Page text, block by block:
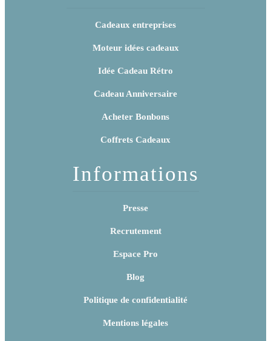
Cadeaux entreprises
Moteur idées cadeaux
Idée Cadeau Rétro
Cadeau Anniversaire
Acheter Bonbons
Coffrets Cadeaux
Informations
Presse
Recrutement
Espace Pro
Blog
Politique de confidentialité
Mentions légales